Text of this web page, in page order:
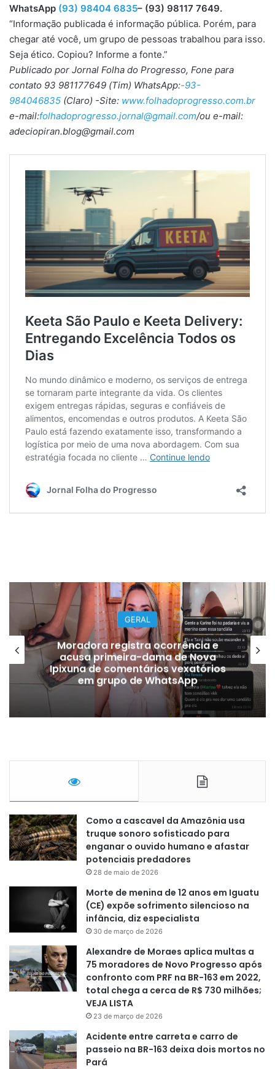
WhatsApp (93) 98404 6835– (93) 98117 7649.
“Informação publicada é informação pública. Porém, para
chegar até você, um grupo de pessoas trabalhou para isso.
Seja ético. Copiou? Informe a fonte.”
Publicado por Jornal Folha do Progresso, Fone para
contato 93 981177649 (Tim) WhatsApp:-93-
984046835 (Claro) -Site: www.folhadoprogresso.com.br
e-mail:folhadoprogresso.jornal@gmail.com/ou e-mail:
adeciopiran.blog@gmail.com
GERAL
Moradora registra ocorrência e
acusa primeira-dama de Nova
Ipixuna de comentários vexatórios
em grupo de WhatsApp
Como a cascavel da Amazônia usa
truque sonoro sofisticado para
enganar o ouvido humano e afastar
potenciais predadores
28 de maio de 2026
Morte de menina de 12 anos em Iguatu
(CE) expõe sofrimento silencioso na
infância, diz especialista
30 de março de 2026
Alexandre de Moraes aplica multas a
75 moradores de Novo Progresso após
confronto com PRF na BR-163 em 2022,
total chega a cerca de R$ 730 milhões;
VEJA LISTA
23 de março de 2026
Acidente entre carreta e carro de
passeio na BR-163 deixa dois mortos no
Pará